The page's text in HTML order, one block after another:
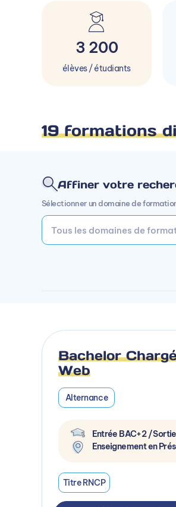
3 200
élèves / étudiants
19 formations
Affiner votre
Sélectionner un domaine de
Bachelor
Web
Alternance
Entrée BAC+2 /
Enseignement en
Titre RNCP